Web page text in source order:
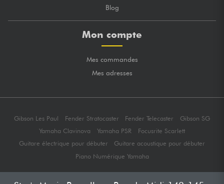
Blog
Mon compte
Mes commandes
Mes adresses
Gibson Les Paul Fender Stratocaster Fender Telecaster
Gibson SG
Yamaha Clavinova
Yamaha PSR
Focusrite Scarlett
Guitare électrique pour débuter
Guitare acoustique pour débuter
Piano Numérique Yamaha